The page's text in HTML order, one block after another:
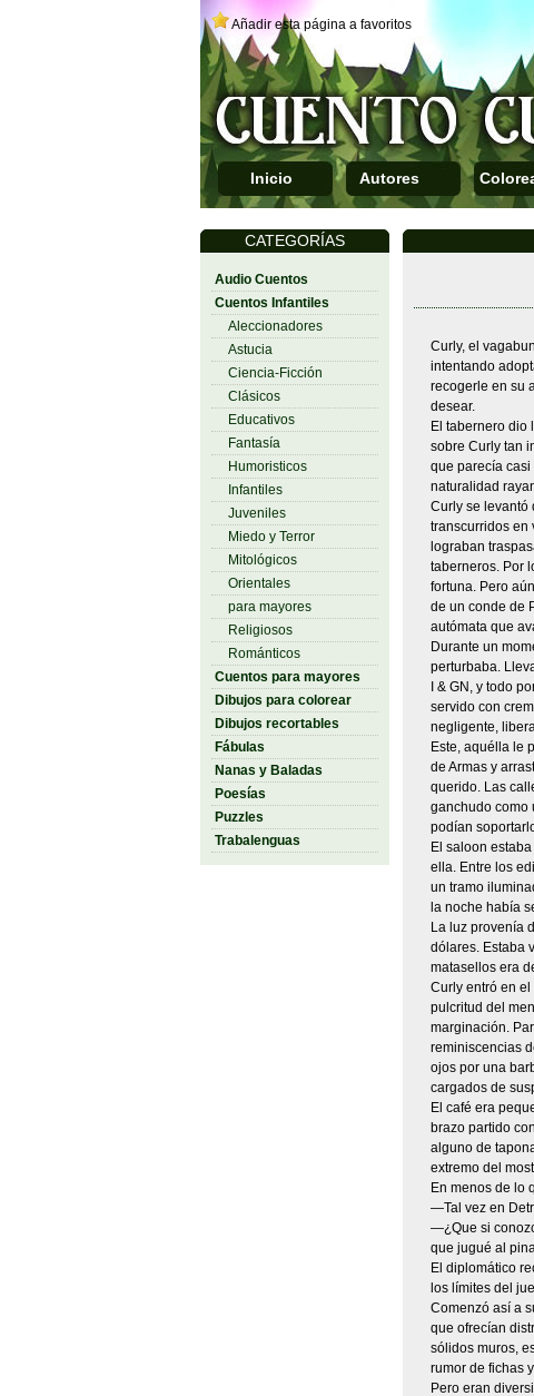
Añadir esta página a favoritos
Inicio Autores
CATEGORÍAS
Audio Cuentos
Cuentos Infantiles
Aleccionadores
Astucia
Ciencia-Ficción
Clásicos
Educativos
Fantasía
Humoristicos
Infantiles
Juveniles
Miedo y Terror
Mitológicos
Orientales
para mayores
Religiosos
Románticos
Cuentos para mayores
Dibujos para colorear
Dibujos recortables
Fábulas
Nanas y Baladas
Poesías
Puzzles
Trabalenguas
Curly, el
intentando
recogerle en su
desear.
El tabernero dio
sobre Curly tan
que parecía
naturalidad
Curly se levantó
transcurridos en
lograban
taberneros. Por
fortuna. Pero
de un conde de
autómata que
Durante un
perturbaba.
I & GN, y todo
servido con
negligente,
Este, aquélla le
de Armas y
querido. Las
ganchudo como
podían
El saloon
ella. Entre los
un tramo
la noche había
La luz provenía
dólares. Estaba
matasellos era
Curly entró en
pulcritud del
marginación.
reminiscencias
ojos por una
cargados de
El café era
brazo partido
alguno de
extremo del
En menos de lo
—Tal vez en
—¿Que si
que jugué al
El diplomático
los límites del
Comenzó así a
que ofrecían
sólidos muros,
rumor de fichas
Pero eran